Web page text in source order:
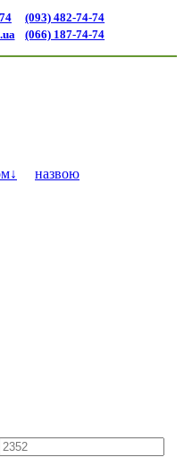
(093) 482-74-74
(066) 187-74-74
назвою